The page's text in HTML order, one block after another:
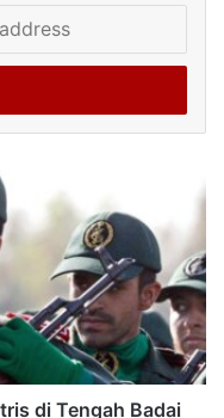
di Tengah Badai